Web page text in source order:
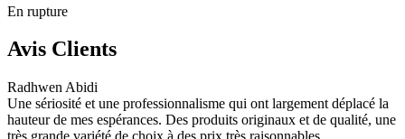
En rupture
Avis Clients
Radhwen Abidi
Une sériosité et une professionnalisme qui ont largement déplacé la
hauteur de mes espérances. Des produits originaux et de qualité, une